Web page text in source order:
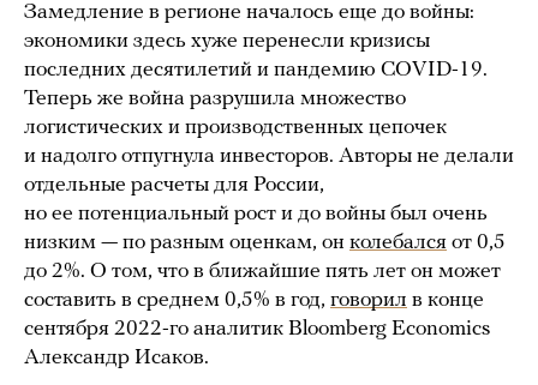
Замедление в регионе началось еще до войны:
экономики здесь хуже перенесли кризисы
последних десятилетий и пандемию COVID-19.
Теперь же война разрушила множество
логистических и производственных цепочек
и надолго отпугнула инвесторов. Авторы не делали
отдельные расчеты для России,
но ее потенциальный рост и до войны был очень
низким — по разным оценкам, он колебался от 0,5
до 2%. О том, что в ближайшие пять лет он может
составить в среднем 0,5% в год, говорил в конце
сентября 2022-го аналитик Bloomberg Economics
Александр Исаков.